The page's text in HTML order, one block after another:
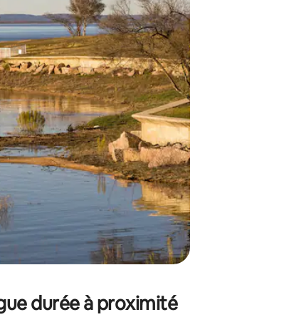
ou en appuyant et en faisant glisser.
durée à proximité